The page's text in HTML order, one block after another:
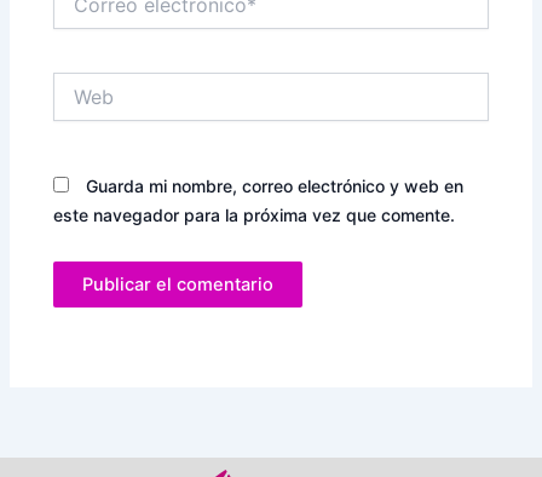
electrónico*
Guarda mi nombre, correo electrónico y web en
este navegador para la próxima vez que comente.